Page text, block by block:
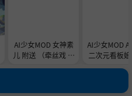
AI少女MOD 女神素
儿 附送 （牵丝戏 舞
AI少女MOD A
二次元看板